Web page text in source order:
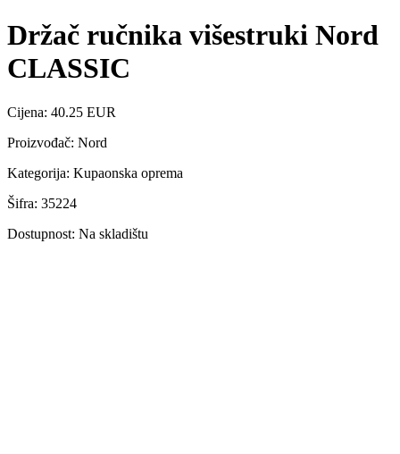
Držač ručnika višestruki Nord
CLASSIC
Cijena: 40.25 EUR
Proizvođač: Nord
Kategorija: Kupaonska oprema
Šifra: 35224
Dostupnost: Na skladištu